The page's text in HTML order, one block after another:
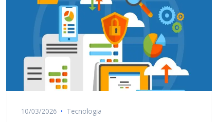
10/03/2026 Tecnologia